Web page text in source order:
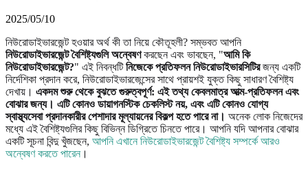
2025/05/10
নিউরোডাইভারজেন্ট হওয়ার অর্থ কী তা নিয়ে কৌতূহলী? সম্ভবত আপনি
নিউরোডাইভারজেন্ট বৈশিষ্ট্যগুলি অন্বেষণকরছেন এবং ভাবছেন, "আমি কি
নিউরোডাইভারজেন্ট?" এই নিবন্ধটিনিজেকে প্রতিফলন নিউরোডাইভারসিটিরজন্য একটি
নির্দেশিকা প্রদান করে, নিউরোডাইভারজেন্সের সাথে প্রায়শই যুক্ত কিছু সাধারণ বৈশিষ্ট্য
দেখায়। একদম শুরু থেকে বুঝতে গুরুত্বপূর্ণ: এই তথ্য কেবলমাত্র আত্ম-প্রতিফলন এবং
বোঝার জন্য। এটি কোনও ডায়াগনস্টিক চেকলিস্ট নয়, এবং এটি কোনও যোগ্য
স্বাস্থ্যসেবা প্রদানকারীর পেশাদার মূল্যায়নের বিকল্প হতে পারে না। অনেক লোক নিজেদের
মধ্যে এই বৈশিষ্ট্যগুলির কিছু বিভিন্ন ডিগ্রিতে চিনতে পারে। আপনি যদি আপনার বোঝার
একটি সূচনা বিন্দু খুঁজছেন, আপনি এখানে নিউরোডাইভারজেন্ট বৈশিষ্ট্য সম্পর্কে আরও
অন্বেষণ করতে পারেন ।